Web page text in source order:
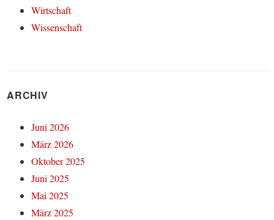
Wirtschaft
Wissenschaft
ARCHIV
Juni 2026
März 2026
Oktober 2025
Juni 2025
Mai 2025
März 2025